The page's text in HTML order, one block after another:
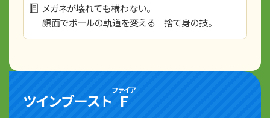
メガネが壊れても構わない。
顔面でボールの軌道を変える 捨て身の技。
ツインブースト Ｆ
ファイア